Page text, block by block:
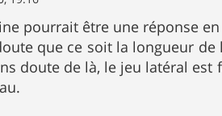
pourrait être une réponse
que ce soit la longueur
doute de là, le jeu latéral